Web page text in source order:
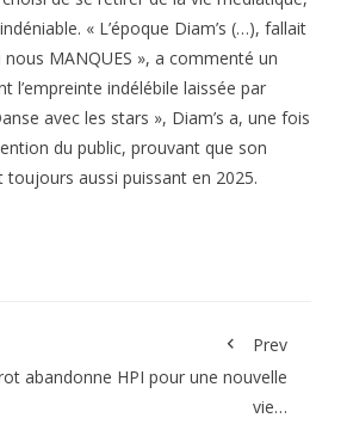
« L’époque Diam’s (…), fallait
MANQUES », a commenté un
l’empreinte indélébile laissée par
avec les stars », Diam’s a, une fois
du public, prouvant que son
toujours aussi puissant en 2025.
Prev
abandonne HPI pour une nouvelle
vie…